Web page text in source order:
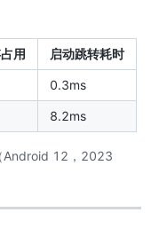
用 启动跳转耗时
0.3ms
8.2ms
Android 12，2023